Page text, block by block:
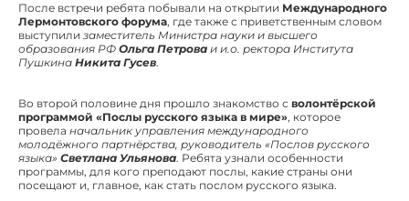
После встречи ребята побывали на открытии Международного
Лермонтовского форума, где также с приветственным словом
выступили заместитель Министра науки и высшего
образования РФ Ольга Петрова и и.о. ректора Института
Пушкина Никита Гусев.
Во второй половине дня прошло знакомство с волонтёрской
программой «Послы русского языка в мире», которое
провела начальник управления международного
молодёжного партнёрства, руководитель «Послов русского
языка» Светлана Ульянова. Ребята узнали особенности
программы, для кого преподают послы, какие страны они
посещают и, главное, как стать послом русского языка.